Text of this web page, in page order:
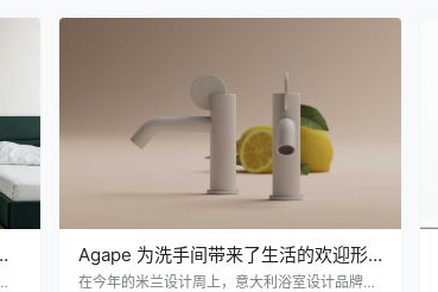
Agape 为洗手间带来了生活的欢迎形
式
在今年的米兰设计周上，意大利浴室设计品牌Ag